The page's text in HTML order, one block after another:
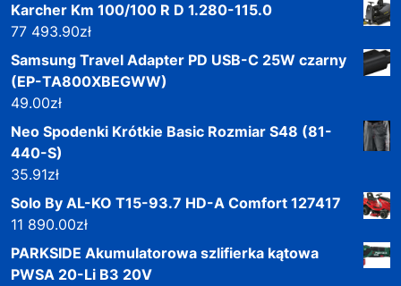
Karcher Km 100/100 R D 1.280-115.0
77 493.90zł
Samsung Travel Adapter PD USB-C 25W czarny
(EP-TA800XBEGWW)
49.00zł
Neo Spodenki Krótkie Basic Rozmiar S48 (81-
440-S)
35.91zł
Solo By AL-KO T15-93.7 HD-A Comfort 127417
11 890.00zł
PARKSIDE Akumulatorowa szlifierka kątowa
PWSA 20-Li B3 20V